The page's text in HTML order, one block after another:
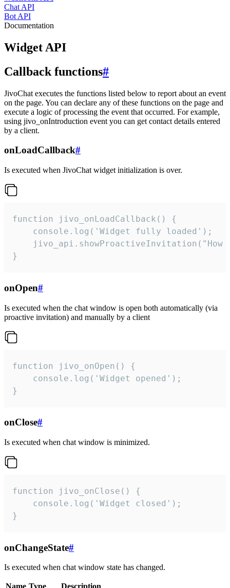
Chat API
Bot API
Documentation
Widget API
Callback functions#
JivoChat executes the functions listed below to report about an event
on the page. You can declare any of these functions on the page and
execute a logic of processing the event that occurred. For example,
using jivo_onIntroduction event you can get contact details entered
by a client.
onLoadCallback#
Is executed when JivoChat widget initialization is over.
function jivo_onLoadCallback() {
    console.log('Widget fully loaded');
jivo_api.showProactiveInvitation("How
}
onOpen#
Is executed when the chat window is open both automatically (via
proactive invitation) and manually by a client
function jivo_onOpen() {
    console.log('Widget opened');
}
onClose#
Is executed when chat window is minimized.
function jivo_onClose() {
    console.log('Widget closed');
}
onChangeState#
Is executed when chat window state has changed.